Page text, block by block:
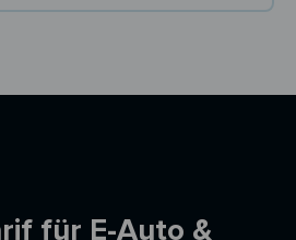
für E-Auto &